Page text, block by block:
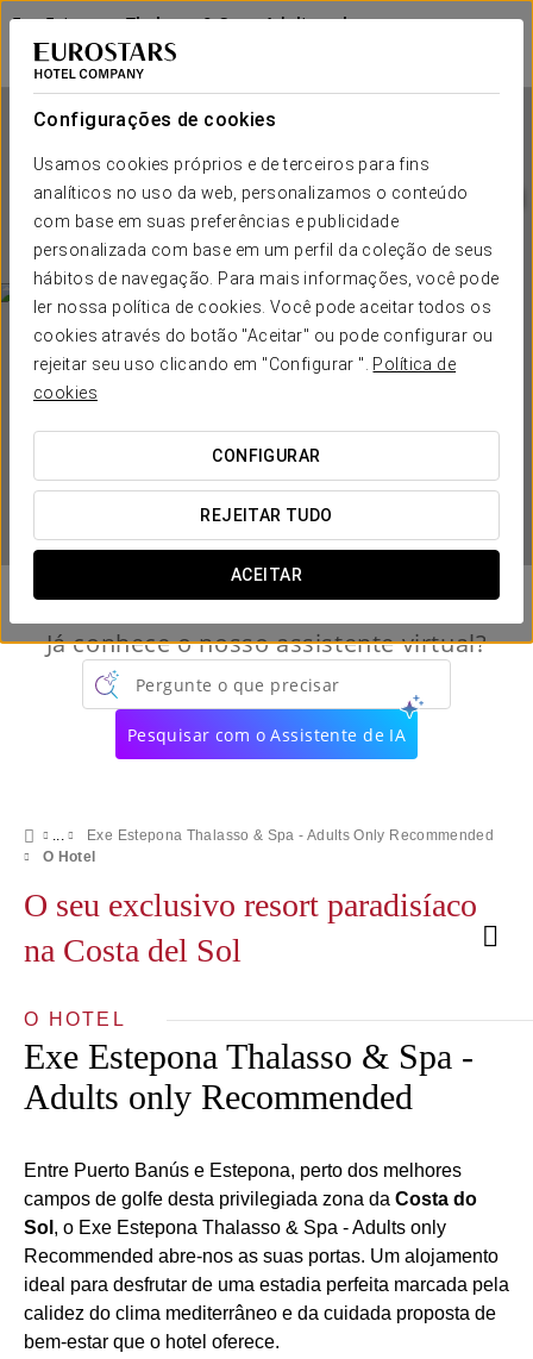
Configurações de cookies
Usamos cookies próprios e de terceiros para fins
analíticos no uso da web, personalizamos o conteúdo
com base em suas preferências e publicidade
personalizada com base em um perfil da coleção de seus
hábitos de navegação. Para mais informações, você pode
ler nossa política de cookies. Você pode aceitar todos os
cookies através do botão "Aceitar" ou pode configurar ou
rejeitar seu uso clicando em "Configurar ". Política de
cookies
CONFIGURAR
REJEITAR TUDO
ACEITAR
Exe Estepona Thalasso & Spa - Adults only
Recommended
MÁLAGA - ESTEPONA
Exe Estepona Thalasso & Spa
- Adults only Recommended
MÁLAGA - ESTEPONA
QUANDO QUER IR?
Já conhece o nosso assistente virtual?
Pergunte o que precisar
Pesquisar com o Assistente de IA
Exe Estepona Thalasso & Spa - Adults Only Recommended
O Hotel
O seu exclusivo resort paradisíaco
na Costa del Sol
O HOTEL
Exe Estepona Thalasso & Spa -
Adults only Recommended
Entre Puerto Banús e Estepona, perto dos melhores
campos de golfe desta privilegiada zona da Costa do
Sol , o Exe Estepona Thalasso & Spa - Adults only
Recommended abre-nos as suas portas. Um alojamento
ideal para desfrutar de uma estadia perfeita marcada pela
calidez do clima mediterrâneo e da cuidada proposta de
bem-estar que o hotel oferece.